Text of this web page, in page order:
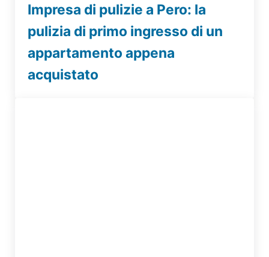
Impresa di pulizie a Pero: la
pulizia di primo ingresso di un
appartamento appena
acquistato